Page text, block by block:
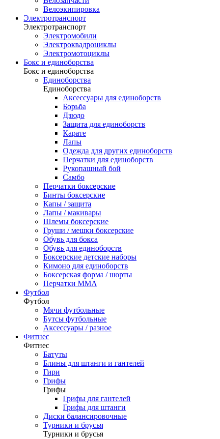
Велоэкипировка
Электротранспорт
Электротранспорт
Электромобили
Электроквадроциклы
Электромотоциклы
Бокс и единоборства
Бокс и единоборства
Единоборства
Единоборства
Аксессуары для единоборств
Борьба
Дзюдо
Защита для единоборств
Карате
Лапы
Одежда для других единоборств
Перчатки для единоборств
Рукопашный бой
Самбо
Перчатки боксерские
Бинты боксерские
Капы / защита
Лапы / макивары
Шлемы боксерские
Груши / мешки боксерские
Обувь для бокса
Обувь для единоборств
Боксерские детские наборы
Кимоно для единоборств
Боксерская форма / шорты
Перчатки ММА
Футбол
Футбол
Мячи футбольные
Бутсы футбольные
Аксессуары / разное
Фитнес
Фитнес
Батуты
Блины для штанги и гантелей
Гири
Грифы
Грифы
Грифы для гантелей
Грифы для штанги
Диски балансировочные
Турники и брусья
Турники и брусья